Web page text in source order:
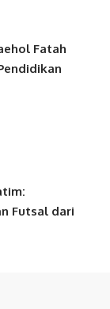
Fatah
Futsal dari